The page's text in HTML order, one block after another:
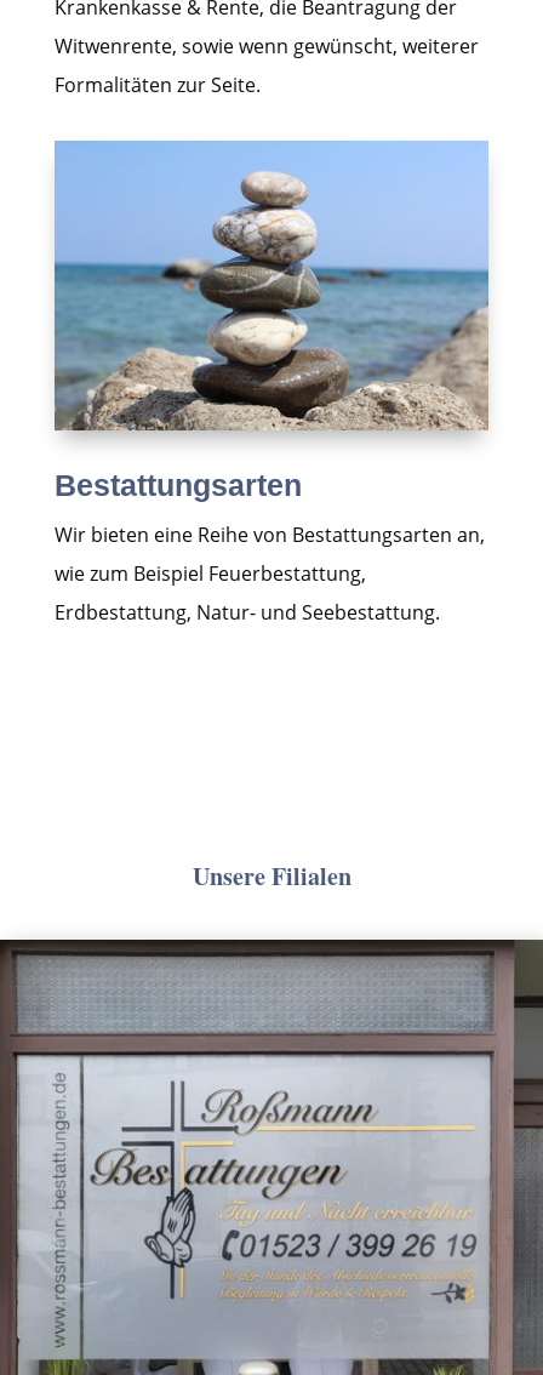
Krankenkasse & Rente, die Beantragung der
Witwenrente, sowie wenn gewünscht, weiterer
Formalitäten zur Seite.
Bestattungsarten
Wir bieten eine Reihe von Bestattungsarten an,
wie zum Beispiel Feuerbestattung,
Erdbestattung, Natur- und Seebestattung.
Unsere Filialen